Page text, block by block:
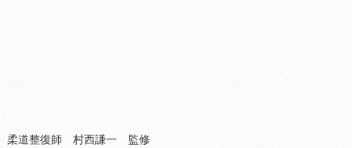
柔道整復師 村西謙一 監修